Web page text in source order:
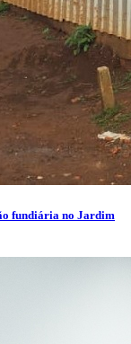
fundiária no Jardim